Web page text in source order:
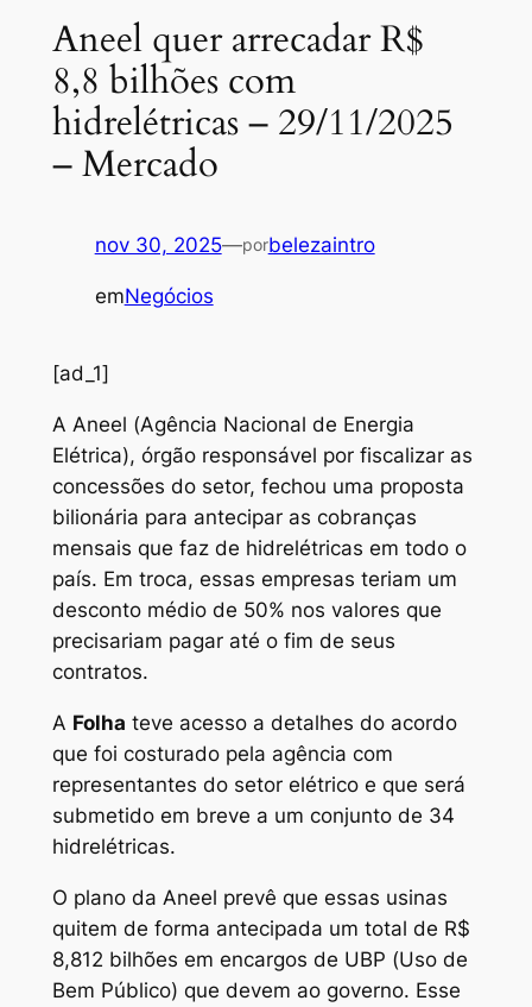
Aneel quer arrecadar R$
8,8 bilhões com
hidrelétricas – 29/11/2025
– Mercado
nov 30, 2025—porbelezaintro
emNegócios
[ad_1]
A Aneel (Agência Nacional de Energia
Elétrica), órgão responsável por fiscalizar as
concessões do setor, fechou uma proposta
bilionária para antecipar as cobranças
mensais que faz de hidrelétricas em todo o
país. Em troca, essas empresas teriam um
desconto médio de 50% nos valores que
precisariam pagar até o fim de seus
contratos.
A Folha teve acesso a detalhes do acordo
que foi costurado pela agência com
representantes do setor elétrico e que será
submetido em breve a um conjunto de 34
hidrelétricas.
O plano da Aneel prevê que essas usinas
quitem de forma antecipada um total de R$
8,812 bilhões em encargos de UBP (Uso de
Bem Público) que devem ao governo. Esse